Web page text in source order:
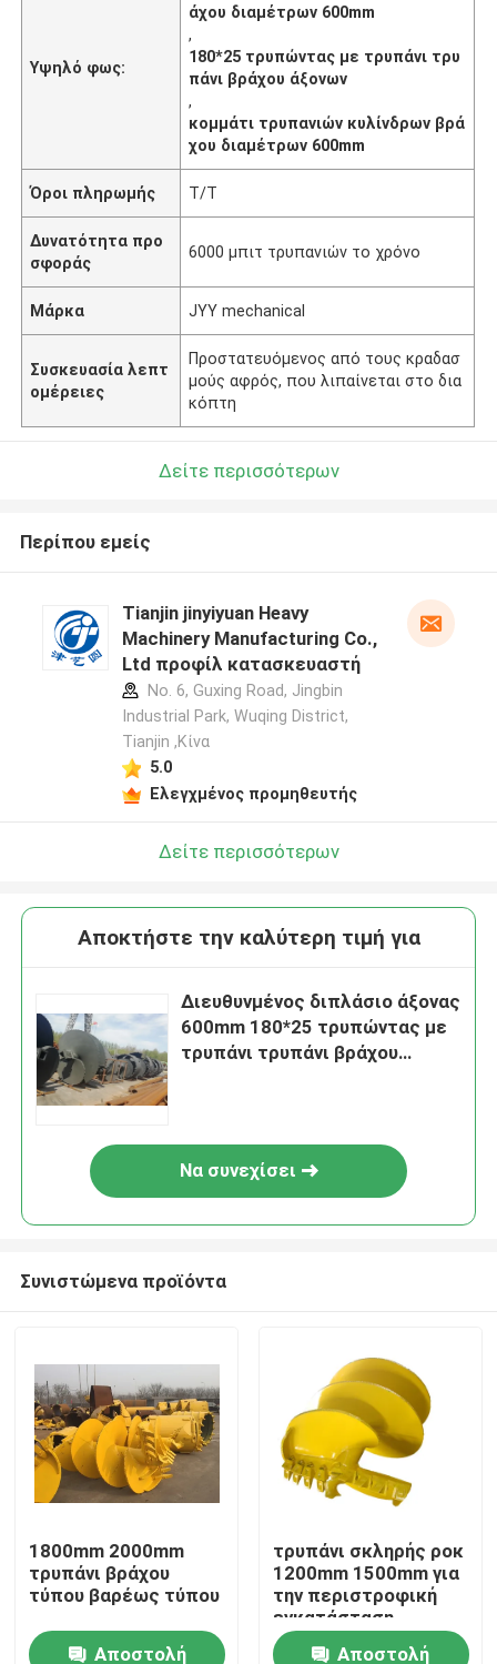
Προϊόντα
Περίπου εμείς
Υψηλό φως:
άχου διαμέτρων 600mm
,
180*25 τρυπώντας με τρυπάνι τρυ
πάνι βράχου άξονων
,
κομμάτι τρυπανιών κυλίνδρων βρά
χου διαμέτρων 600mm
Όροι πληρωμής T/T
Δυνατότητα προ
σφοράς
6000 μπιτ τρυπανιών το χρόνο
Μάρκα JYY mechanical
Συσκευασία λεπτ
ομέρειες
Προστατευόμενος από τους κραδασ
μούς αφρός, που λιπαίνεται στο δια
κόπτη
Δείτε περισσότερων
Περίπου εμείς
Tianjin jinyiyuan Heavy
Machinery Manufacturing Co.,
Ltd προφίλ κατασκευαστή
No. 6, Guxing Road, Jingbin
Industrial Park, Wuqing District,
Tianjin ,Κίνα
5.0
Ελεγχμένος προμηθευτής
Δείτε περισσότερων
Αποκτήστε την καλύτερη τιμή για
Διευθυνμένος διπλάσιο άξονας
600mm 180*25 τρυπώντας με
τρυπάνι τρυπάνι βράχου
Να συνεχίσει
Συνιστώμενα προϊόντα
1800mm 2000mm
τρυπάνι βράχου
τύπου βαρέως τύπου
Αποστολή
τρυπάνι σκληρής ροκ
1200mm 1500mm για
την περιστροφική
εγκατάσταση
γεώτρησης
Αποστολή